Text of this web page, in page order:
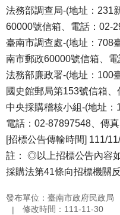
法務部調查局-(地址：231
60000號信箱、電話：02-
臺南市調查處-(地址：708
南市郵政60000號信箱、
法務部廉政署-(地址：100
國史館郵局第153號信箱
中央採購稽核小組-(地址：
電話：02-87897548、傳
[招標公告傳輸時間] 111/
註： ◎以上招標公告內容
採購法第41條向招標機關反
發布單位：臺南市政府民政局
修改時間：111-11-30